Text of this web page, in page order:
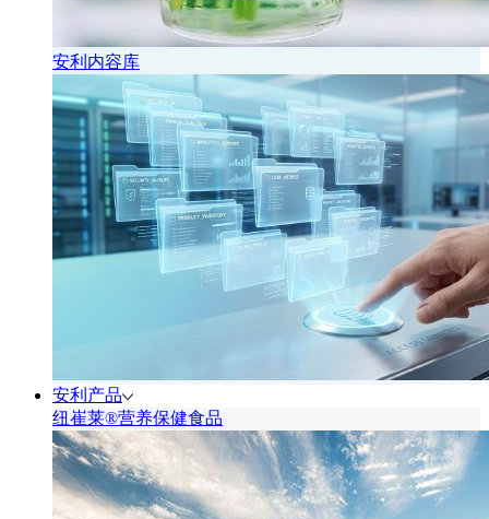
安利内容库
安利产品
纽崔莱®营养保健食品